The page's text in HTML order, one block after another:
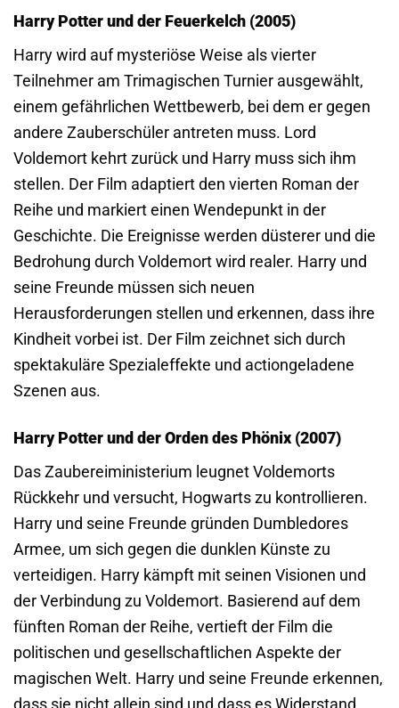
Harry Potter und der Feuerkelch (2005)
Harry wird auf mysteriöse Weise als vierter
Teilnehmer am Trimagischen Turnier ausgewählt,
einem gefährlichen Wettbewerb, bei dem er gegen
andere Zauberschüler antreten muss. Lord
Voldemort kehrt zurück und Harry muss sich ihm
stellen. Der Film adaptiert den vierten Roman der
Reihe und markiert einen Wendepunkt in der
Geschichte. Die Ereignisse werden düsterer und die
Bedrohung durch Voldemort wird realer. Harry und
seine Freunde müssen sich neuen
Herausforderungen stellen und erkennen, dass ihre
Kindheit vorbei ist. Der Film zeichnet sich durch
spektakuläre Spezialeffekte und actiongeladene
Szenen aus.
Harry Potter und der Orden des Phönix (2007)
Das Zaubereiministerium leugnet Voldemorts
Rückkehr und versucht, Hogwarts zu kontrollieren.
Harry und seine Freunde gründen Dumbledores
Armee, um sich gegen die dunklen Künste zu
verteidigen. Harry kämpft mit seinen Visionen und
der Verbindung zu Voldemort. Basierend auf dem
fünften Roman der Reihe, vertieft der Film die
politischen und gesellschaftlichen Aspekte der
magischen Welt. Harry und seine Freunde erkennen,
dass sie nicht allein sind und dass es Widerstand